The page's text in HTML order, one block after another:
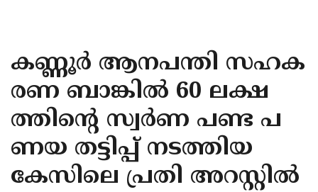
KANNUR
KASARAGOD
കണ്ണൂർ ആനപന്തി സഹക
രണ ബാങ്കിൽ 60 ലക്ഷ
ത്തിൻ്റെ സ്വർണ പണ്ട പ
ണയ തട്ടിപ്പ് നടത്തിയ
കേസിലെ പ്രതി അറസ്റ്റിൽ ​​​​​​​